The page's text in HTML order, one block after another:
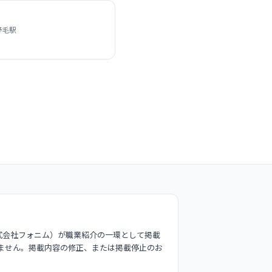
駅
社フォニム）が職業紹介の一環として掲載
ん。掲載内容の修正、または掲載停止のお